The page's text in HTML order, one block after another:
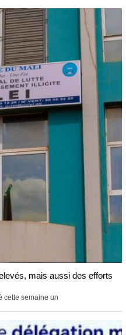
mais aussi des efforts
cette semaine un